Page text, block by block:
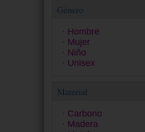
Marc Jacobs
Michael Kors
Missoni
Moschino
Oakley
Persol
Polaroid Ancillaries
Polaroid Sunglasses
Police
Género
Hombre
Mujer
Niño
Unisex
Material
Carbono
Madera